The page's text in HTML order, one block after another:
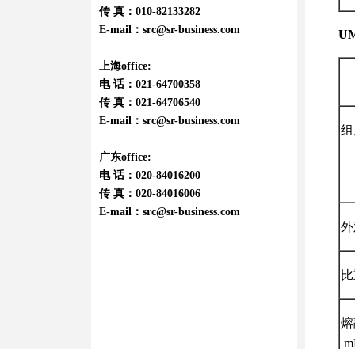
传 真：010-82133282
E-mail： src@sr-business.com
上海office:
电 话：021-64700358
传 真：021-64706540
E-mail： src@sr-business.com
广东office:
电 话：020-84016200
传 真：020-84016006
E-mail： src@sr-business.com